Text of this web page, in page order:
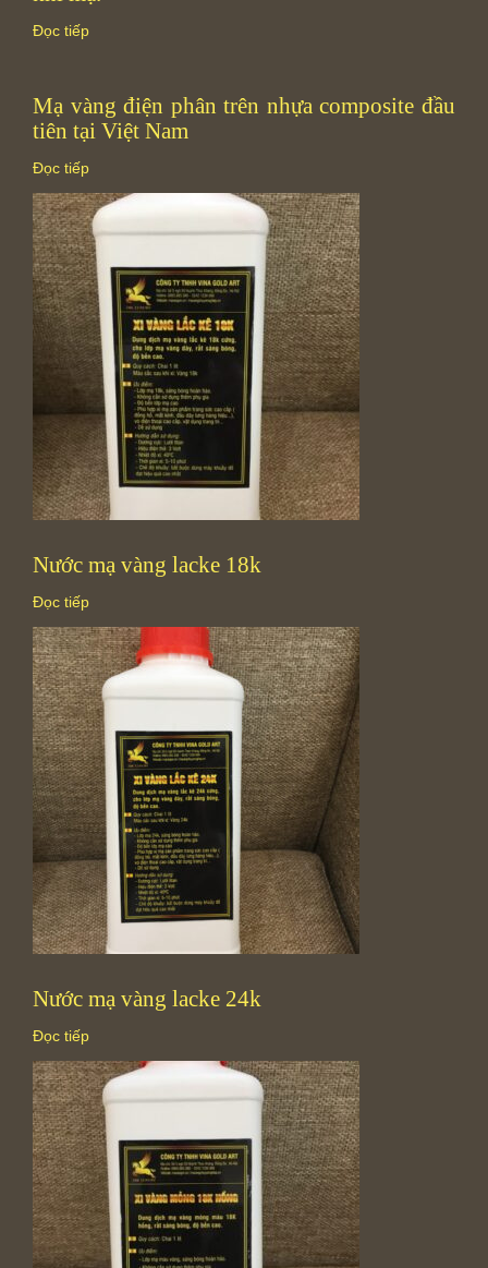
Đọc tiếp
Mạ vàng điện phân trên nhựa composite đầu
tiên tại Việt Nam
Đọc tiếp
Nước mạ vàng lacke 18k
Đọc tiếp
Nước mạ vàng lacke 24k
Đọc tiếp